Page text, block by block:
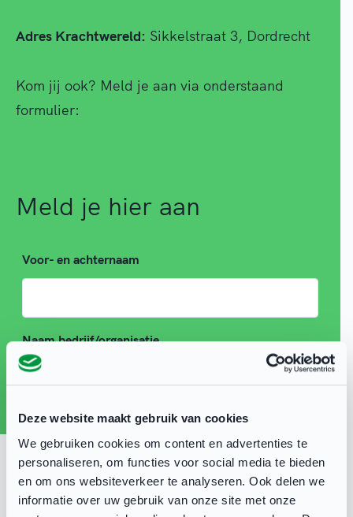
Deze website maakt gebruik van cookies
We gebruiken cookies om content en advertenties te
personaliseren, om functies voor social media te bieden
en om ons websiteverkeer te analyseren. Ook delen we
informatie over uw gebruik van onze site met onze
Adres Krachtwereld: Sikkelstraat 3, Dordrecht
Kom jij ook? Meld je aan via onderstaand
formulier:
Meld je hier aan
Voor- en achternaam
Naam bedrijf/organisatie
E-mail
Dieetwensen